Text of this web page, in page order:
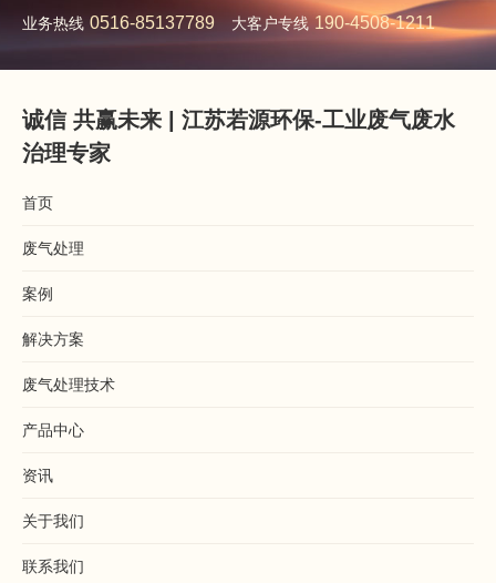
业务热线 0516-85137789 大客户专线 190-4508-1211
诚信 共赢未来 | 江苏若源环保-工业废气废水
治理专家
首页
废气处理
案例
解决方案
废气处理技术
产品中心
资讯
关于我们
联系我们